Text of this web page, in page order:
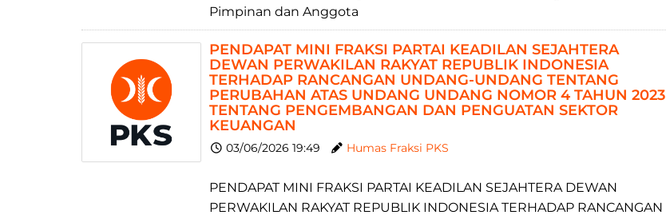
Pimpinan dan Anggota
PENDAPAT MINI FRAKSI PARTAI KEADILAN SEJAHTERA
DEWAN PERWAKILAN RAKYAT REPUBLIK INDONESIA
TERHADAP RANCANGAN UNDANG-UNDANG TENTANG
PERUBAHAN ATAS UNDANG UNDANG NOMOR 4 TAHUN 2023
TENTANG PENGEMBANGAN DAN PENGUATAN SEKTOR
KEUANGAN
03/06/2026 19:49 Humas Fraksi PKS
PENDAPAT MINI FRAKSI PARTAI KEADILAN SEJAHTERA DEWAN
PERWAKILAN RAKYAT REPUBLIK INDONESIA TERHADAP RANCANGAN